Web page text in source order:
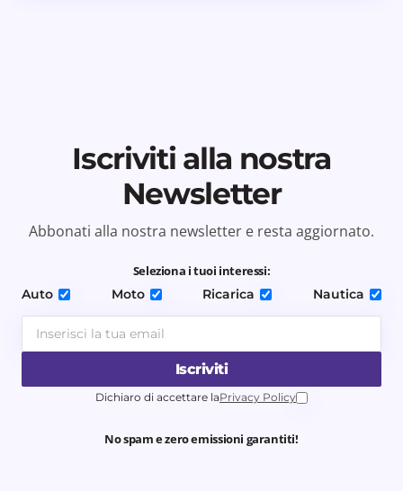
Iscriviti alla nostra
Newsletter
Abbonati alla nostra newsletter e resta aggiornato.
Seleziona i tuoi interessi:
Auto
Moto Ricarica Nautica
Iscriviti
Dichiaro di accettare laPrivacy Policy
No spam e zero emissioni garantiti!